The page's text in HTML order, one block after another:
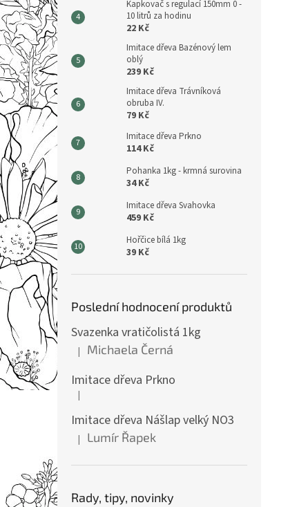
Kapkovač s regulací 150mm 0 -
10 litrů za hodinu
22 Kč
Imitace dřeva Bazénový lem
oblý
239 Kč
Imitace dřeva Trávníková
obruba IV.
79 Kč
Imitace dřeva Prkno
114 Kč
Pohanka 1kg - krmná surovina
34 Kč
Imitace dřeva Svahovka
459 Kč
Hořčice bílá 1kg
39 Kč
Poslední hodnocení produktů
Svazenka vratičolistá 1kg
Hodnocení produktu je 5 z 5 hvězdiček.
| Michaela Černá
Imitace dřeva Prkno
Hodnocení produktu je 5 z 5 hvězdiček.
|
Imitace dřeva Nášlap velký NO3
Hodnocení produktu je 5 z 5 hvězdiček.
| Lumír Řapek
Rady, tipy, novinky